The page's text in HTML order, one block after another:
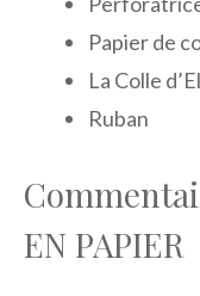
Papier de
La Colle
Ruban
EN PAPIER